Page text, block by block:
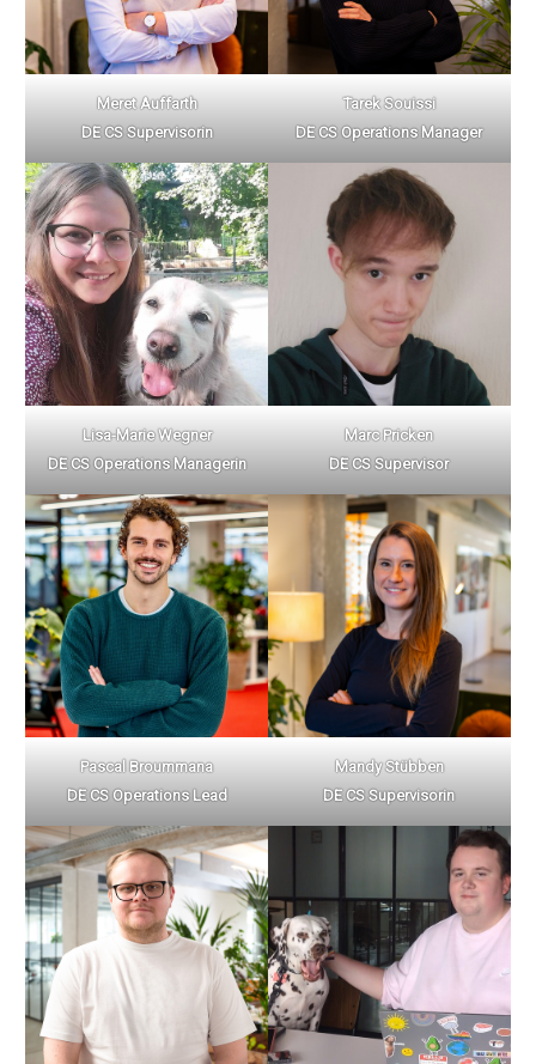
Meret Auffarth
DE CS Supervisorin
Tarek Souissi
DE CS Operations Manager
Lisa-Marie Wegner
DE CS Operations Managerin
Marc Pricken
DE CS Supervisor
Pascal Broummana
DE CS Operations Lead
Mandy Stübben
DE CS Supervisorin